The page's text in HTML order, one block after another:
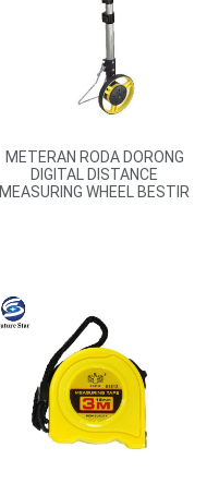
METERAN RODA DORONG
DIGITAL DISTANCE
MEASURING WHEEL BESTIR